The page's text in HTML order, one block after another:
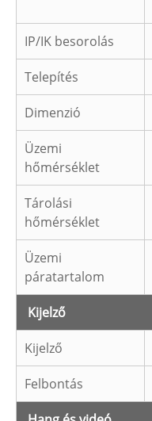
IP/IK besorolás
Telepítés
Dimenzió
Üzemi
hőmérséklet
Tárolási
hőmérséklet
Üzemi
páratartalom
Kijelző
Kijelző
Felbontás